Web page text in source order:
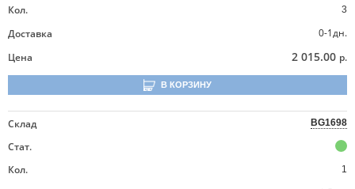
Кол.
3
Доставка
0-1дн.
Цена
2 015.00 р.
В КОРЗИНУ
Склад BG1698
Стат.
Кол.
1